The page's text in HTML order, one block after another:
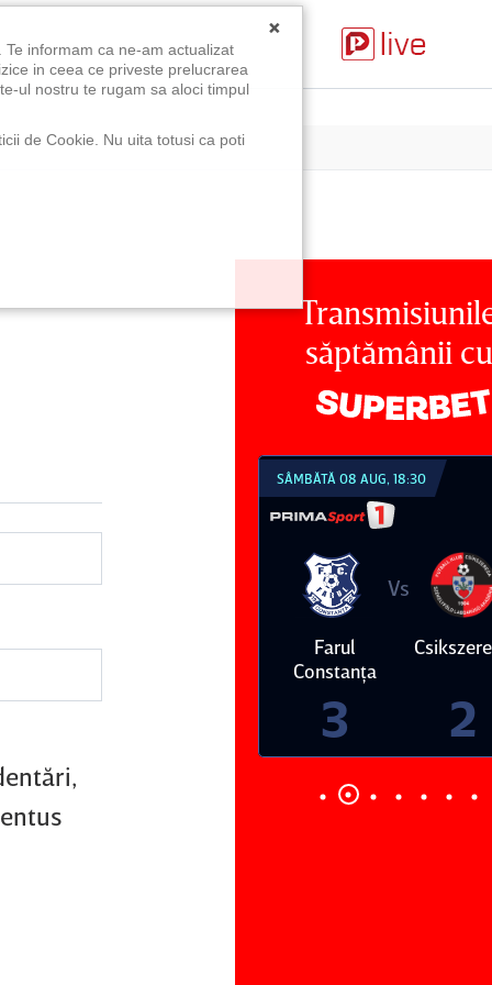
săptămânii cu
Farul
3
Vs
SÂMBĂTĂ 08 AUG, 21:30
Dinamo
4
Vs
FC
0
×
informam ca ne-am actualizat
in ceea ce priveste prelucrarea
ul nostru te rugam sa aloci timpul
de Cookie. Nu uita totusi ca poti